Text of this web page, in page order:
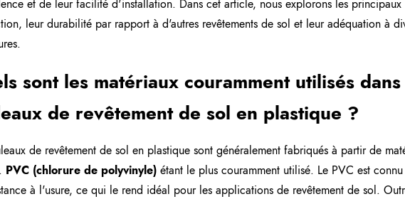
et de leur facilité d'installation. Dans cet article, nous explorons les principaux
leur durabilité par rapport à d'autres revêtements de sol et leur adéquation à
sont les matériaux couramment utilisés
de revêtement de sol en plastique ?
de revêtement de sol en plastique sont généralement fabriqués à partir de
PVC (chlorure de polyvinyle) étant le plus couramment utilisé. Le PVC est
à l'usure, ce qui le rend idéal pour les applications de revêtement de sol.